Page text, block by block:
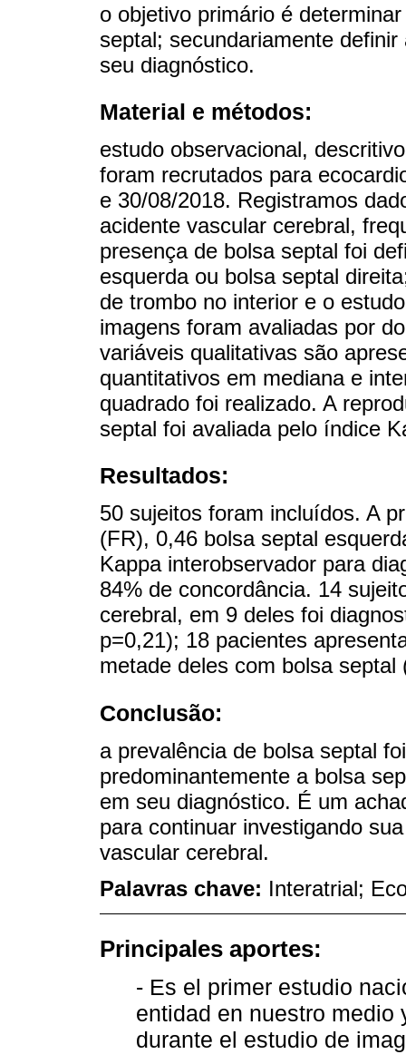
o objetivo primário é
septal; secundariamente
seu diagnóstico.
Material e métodos:
estudo observacional,
foram recrutados para
e 30/08/2018. Registramos
acidente vascular cerebral,
presença de bolsa septal foi
esquerda ou bolsa septal
de trombo no interior e o
imagens foram avaliadas por
variáveis qualitativas são
quantitativos em mediana e
quadrado foi realizado. A
septal foi avaliada pelo índice
Resultados:
50 sujeitos foram incluídos. A
(FR), 0,46 bolsa septal
Kappa interobservador para
84% de concordância. 14
cerebral, em 9 deles foi
p=0,21); 18 pacientes
metade deles com bolsa septal
Conclusão:
a prevalência de bolsa septal
predominantemente a bolsa
em seu diagnóstico. É um
para continuar investigando
vascular cerebral.
Palavras chave: Interatrial;
Principales aportes:
- Es el primer estudio
entidad en nuestro
durante el estudio de